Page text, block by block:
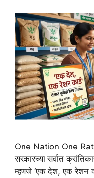
One Nation One
सरकारच्या सर्वात
म्हणजे ‘एक देश, एक रेशन